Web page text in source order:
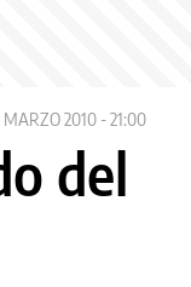
MARZO 2010 - 21:00
del